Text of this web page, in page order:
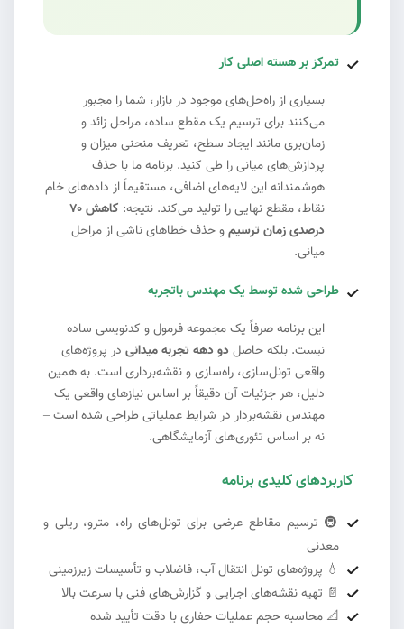
تمرکز بر هسته اصلی کار
بسیاری از راه‌حل‌های موجود در بازار، شما را مجبور
می‌کنند برای ترسیم یک مقطع ساده، مراحل زائد و
زمان‌بری مانند ایجاد سطح، تعریف منحنی میزان و
پردازش‌های میانی را طی کنید. برنامه ما با حذف
هوشمندانه این لایه‌های اضافی، مستقیماً از داده‌های خام
نقاط، مقطع نهایی را تولید می‌کند. نتیجه:
کاهش ۷۰
درصدی زمان ترسیمو حذف خطاهای ناشی از مراحل
میانی.
طراحی شده توسط یک مهندس باتجربه
این برنامه صرفاً یک مجموعه فرمول و کدنویسی ساده
نیست. بلکه حاصل دو دهه تجربه میدانی در پروژه‌های
واقعی تونل‌سازی، راه‌سازی و نقشه‌برداری است. به همین
دلیل، هر جزئیات آن دقیقاً بر اساس نیازهای واقعی یک
مهندس نقشه‌بردار در شرایط عملیاتی طراحی شده است –
نه بر اساس تئوری‌های آزمایشگاهی.
کاربردهای کلیدی برنامه
🚇 ترسیم مقاطع عرضی برای تونل‌های راه، مترو، ریلی و
معدنی
💧 پروژه‌های تونل انتقال آب، فاضلاب و تأسیسات زیرزمینی
📄 تهیه نقشه‌های اجرایی و گزارش‌های فنی با سرعت بالا
📐 محاسبه حجم عملیات حفاری با دقت تأیید شده